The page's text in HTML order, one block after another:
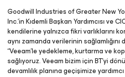
Goodwill Industries of Greater New
Inc.’in Kıdemli Başkan Yardımcısı ve
kendilerine yalnızca fikri varlıklarını
aynı zamanda verilerinin sağlamlığını
“Veeam’le yedekleme, kurtarma ve
sağlıyoruz. Veeam bizim için BT’yi
devamlılık planına geçişimize